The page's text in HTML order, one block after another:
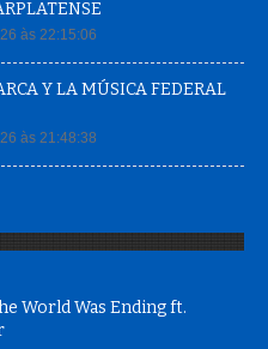
às 22:15:06
Y LA MÚSICA FEDERAL
às 21:48:38
World Was Ending ft.